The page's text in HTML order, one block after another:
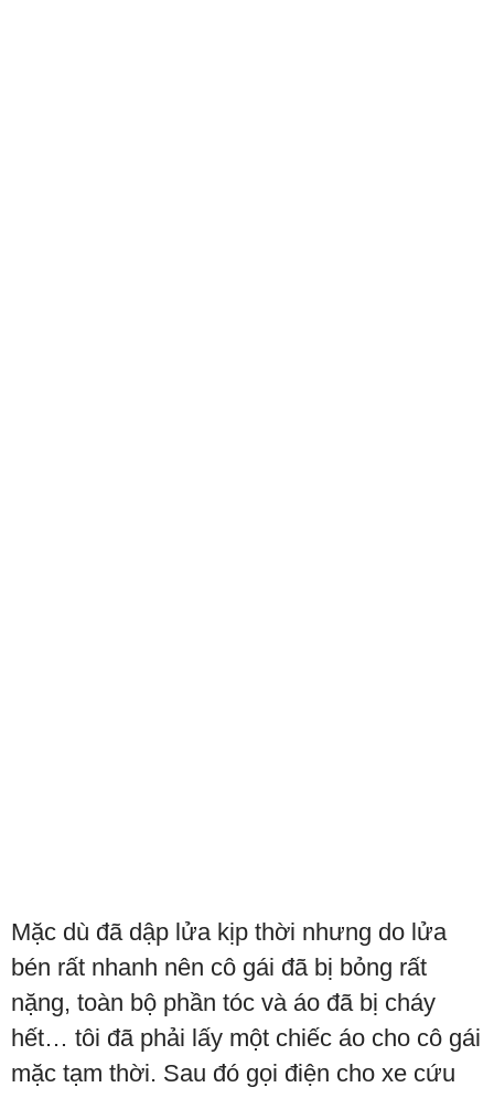
Mặc dù đã dập lửa kịp thời nhưng do lửa
bén rất nhanh nên cô gái đã bị bỏng rất
nặng, toàn bộ phần tóc và áo đã bị cháy
hết… tôi đã phải lấy một chiếc áo cho cô gái
mặc tạm thời. Sau đó gọi điện cho xe cứu